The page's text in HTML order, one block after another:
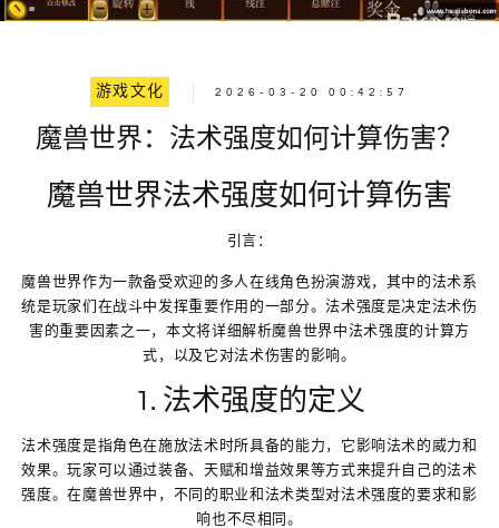
游戏文化 2026-03-20 00:42:57
魔兽世界：法术强度如何计算伤害？
魔兽世界法术强度如何计算伤害
引言：
魔兽世界作为一款备受欢迎的多人在线角色扮演游戏，其中的法术系
统是玩家们在战斗中发挥重要作用的一部分。法术强度是决定法术伤
害的重要因素之一，本文将详细解析魔兽世界中法术强度的计算方
式，以及它对法术伤害的影响。
1. 法术强度的定义
法术强度是指角色在施放法术时所具备的能力，它影响法术的威力和
效果。玩家可以通过装备、天赋和增益效果等方式来提升自己的法术
强度。在魔兽世界中，不同的职业和法术类型对法术强度的要求和影
响也不尽相同。